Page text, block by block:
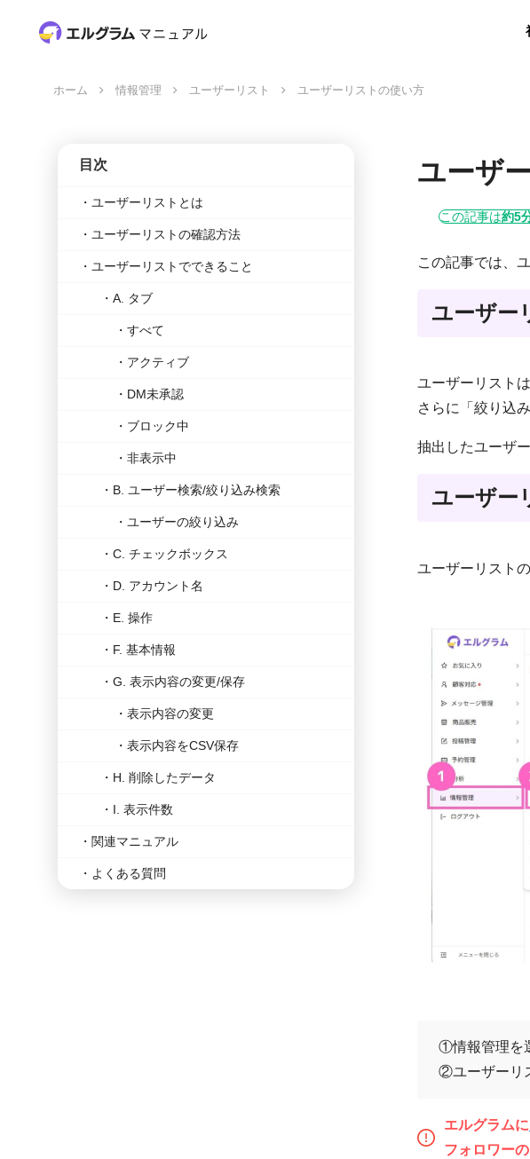
ホーム 情報管理 ユーザーリスト ユーザーリストの使い方
ユーザ
この記事は約5
この記事では、
ユーザー
ユーザーリスト
さらに「絞り込
抽出したユーザ
ユーザー
ユーザーリスト
①情報管理を
②ユーザーリ
エルグラムに
フォロワー
目次
ユーザーリストとは
ユーザーリストの確認方法
ユーザーリストでできること
A. タブ
すべて
アクティブ
DM未承認
ブロック中
非表示中
B. ユーザー検索/絞り込み検索
ユーザーの絞り込み
C. チェックボックス
D. アカウント名
E. 操作
F. 基本情報
G. 表示内容の変更/保存
表示内容の変更
表示内容をCSV保存
H. 削除したデータ
I. 表示件数
関連マニュアル
よくある質問